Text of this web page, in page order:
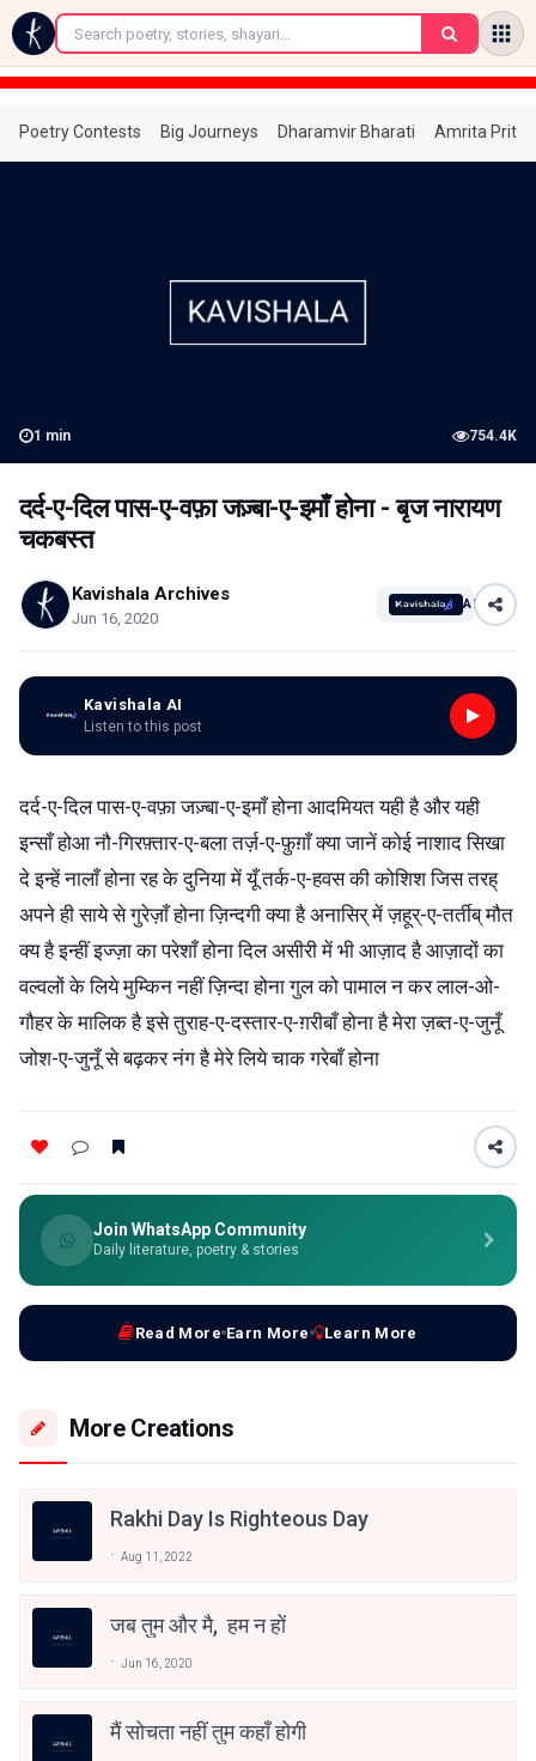
←
Poetry Contests Big Journeys Dharamvir Bharati Amrita
1 min 754.4K
दर्द-ए-दिल पास-ए-वफ़ा जज़्बा-ए-इमाँ होना - बृज नारायण
चकबस्त
Kavishala Archives
Jun 16, 2020
AI
Kavishala AI
Listen to this post
दर्द-ए-दिल पास-ए-वफ़ा जज़्बा-ए-इमाँ होना आदमियत यही है और यही
इन्साँ होआ नौ-गिरफ़्तार-ए-बला तर्ज़-ए-फ़ुग़ाँ क्या जानें कोई नाशाद सिखा
दे इन्हें नालाँ होना रह के दुनिया में यूँ तर्क-ए-हवस की कोशिश जिस तरह्
अपने ही साये से गुरेज़ाँ होना ज़िन्दगी क्या है अनासिर् में ज़हूर्-ए-तर्तीब् मौत
क्य है इन्हीं इज्ज़ा का परेशाँ होना दिल असीरी में भी आज़ाद है आज़ादों का
वल्वलों के लिये मुम्किन नहीं ज़िन्दा होना गुल को पामाल न कर लाल-ओ-
गौहर के मालिक है इसे तुराह-ए-दस्तार-ए-ग़रीबाँ होना है मेरा ज़ब्त-ए-जुनूँ
जोश-ए-जुनूँ से बढ़कर नंग है मेरे लिये चाक गरेबाँ होना
Join WhatsApp Community
Daily literature, poetry & stories
Read More Earn More Learn More
More Creations
Rakhi Day Is Righteous Day
Aug 11, 2022
जब तुम और मै, हम न हों
Jun 16, 2020
मैं सोचता नहीं तुम कहाँ होगी